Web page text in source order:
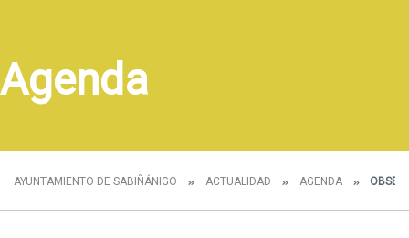
Agenda
AYUNTAMIENTO DE SABIÑÁNIGO ACTUALIDAD AGENDA